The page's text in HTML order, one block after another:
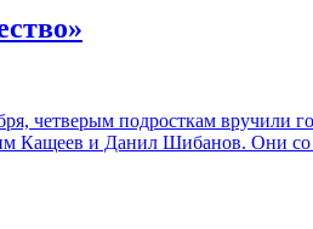
четверым подросткам вручили
Кащеев и Данил Шибанов. Они со